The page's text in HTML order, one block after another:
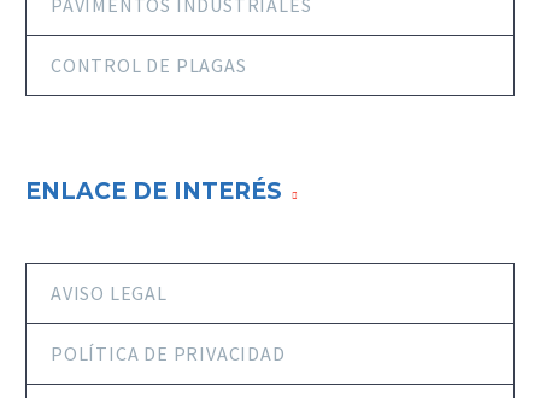
PAVIMENTOS INDUSTRIALES
CONTROL DE PLAGAS
ENLACE DE INTERÉS
AVISO LEGAL
POLÍTICA DE PRIVACIDAD